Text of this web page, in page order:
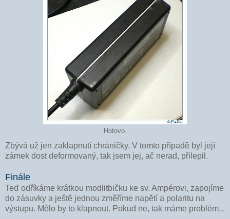
Hotovo.
Zbývá už jen zaklapnutí chráničky. V tomto případě byl její
zámek dost deformovaný, tak jsem jej, ač nerad, přilepil.
Finále
Teď odříkáme krátkou modlitbičku ke sv. Ampérovi, zapojíme
do zásuvky a ještě jednou změříme napětí a polaritu na
výstupu. Mělo by to klapnout. Pokud ne, tak máme problém...